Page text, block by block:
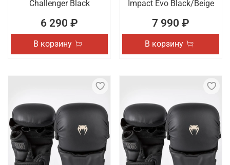
Challenger Black
6 290 ₽
В корзину
Impact Evo Black/Beige
7 990 ₽
В корзину